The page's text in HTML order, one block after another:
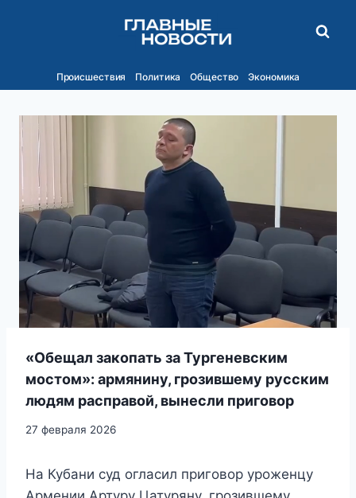
Происшествия Политика Общество Экономика
«Обещал закопать за Тургеневским
мостом»: армянину, грозившему русским
людям расправой, вынесли приговор
27 февраля 2026
На Кубани суд огласил приговор уроженцу